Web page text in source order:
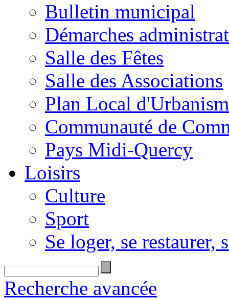
Bulletin municipal
Démarches
Salle des Fêtes
Salle des Associations
Plan Local
Communauté de
Pays Midi-Quercy
Loisirs
Culture
Sport
Se loger, se restaurer,
Recherche avancée